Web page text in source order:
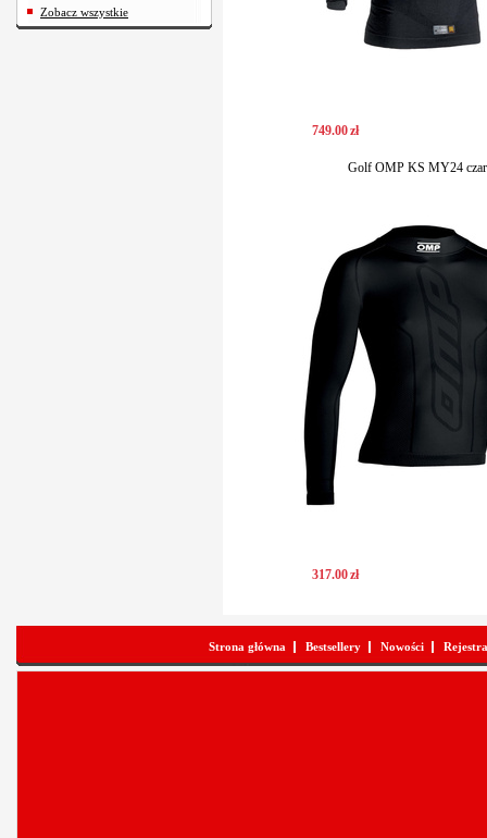
Zobacz wszystkie
749.00zł
Golf OMP KS MY24
317.00zł
Strona główna Bestsellery Nowości